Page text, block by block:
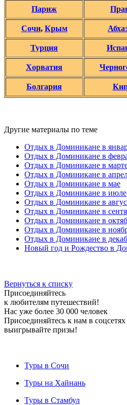
Париж
Сочи, Крым
Турция
Хорватия
Болгария
Другие материалы по теме
Отдых в Доминикане в
Отдых в Доминикане в
Отдых в Доминикане в
Отдых в Доминикане в
Отдых в Доминикане в мае
Отдых в Доминикане в июле
Отдых в Доминикане в
Отдых в Доминикане в
Отдых в Доминикане в
Отдых в Доминикане в
Отдых в Доминикане в
Новый год и Рождество в
Вернуться к списку
Присоединяйтесь
к любителям путешествий!
Нас уже более 30 000 человек
Присоединяйтесь к нам в
выигрывайте призы!
Туры в Сочи
Туры на Хайнань
Туры в Стамбул